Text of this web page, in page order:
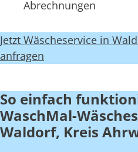
Abrechnungen
Jetzt Wäscheservice in
anfragen
So einfach
WaschMal-
Waldorf, Kreis